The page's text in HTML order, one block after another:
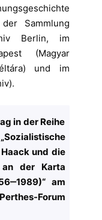
Sammlung
Berlin, im
(Magyar
und im
in der Reihe
und die
an der Karta
am
Forum